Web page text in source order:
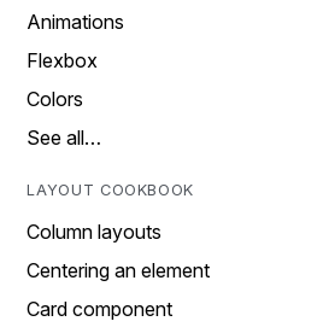
Animations
Flexbox
Colors
See all…
LAYOUT COOKBOOK
Column layouts
Centering an element
Card component